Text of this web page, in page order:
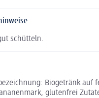
schütteln.
Biogetränk auf
glutenfrei